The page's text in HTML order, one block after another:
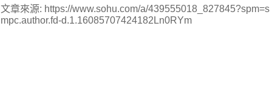
文章來源: https://www.sohu.com/a/439555018_827845?spm=s
mpc.author.fd-d.1.16085707424182Ln0RYm